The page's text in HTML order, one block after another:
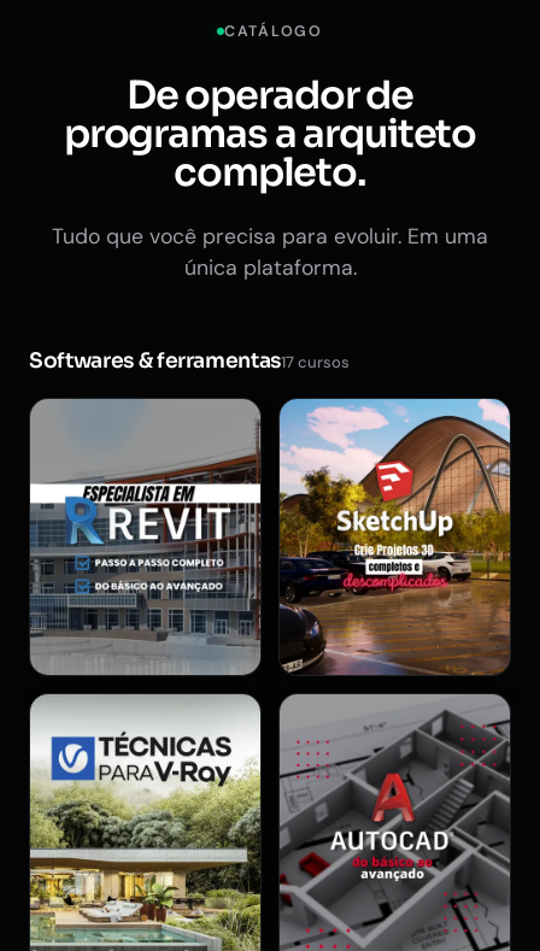
CATÁLOGO
De operador de
programas a arquiteto
completo.
Tudo que você precisa para evoluir. Em uma
única plataforma.
Softwares & ferramentas17 cursos